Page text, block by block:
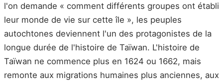
l'on demande « comment différents groupes ont établi
leur monde de vie sur cette île », les peuples
autochtones deviennent l'un des protagonistes de la
longue durée de l'histoire de Taïwan. L'histoire de
Taïwan ne commence plus en 1624 ou 1662, mais
remonte aux migrations humaines plus anciennes, aux